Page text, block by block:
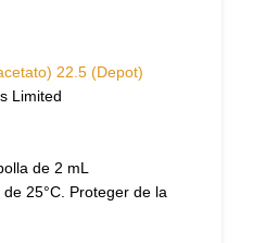
22.5 (Depot)
Limited
de 2 mL
25°C. Proteger de la